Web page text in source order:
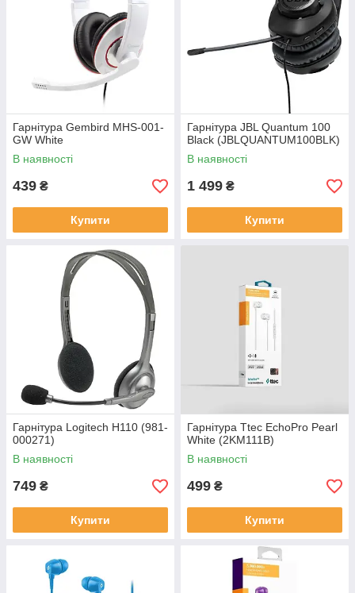
Гарнітура Gembird MHS-001-
GW White
В наявності
439 ₴
Купити
Гарнітура JBL Quantum 100
Black (JBLQUANTUM100BLK)
В наявності
1 499 ₴
Купити
Гарнітура Logitech H110 (981-
000271)
В наявності
749 ₴
Купити
Гарнітура Ttec EchoPro Pearl
White (2KM111B)
В наявності
499 ₴
Купити